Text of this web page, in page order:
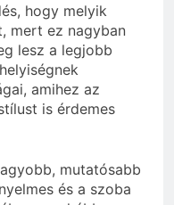
hogy melyik
mert ez nagyban
lesz a legjobb
amihez az
is érdemes
mutatósabb
és a szoba